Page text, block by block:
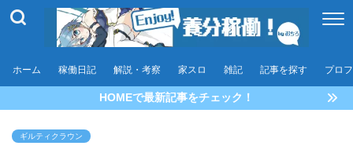
ホーム 稼働日記 解説・考察 家スロ 雑記 記事を探す プロ
HOMEで最新記事をチェック！
ギルティクラウン